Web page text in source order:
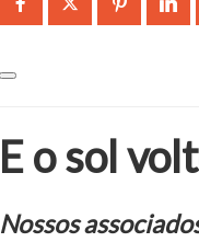
E o sol
Nossos